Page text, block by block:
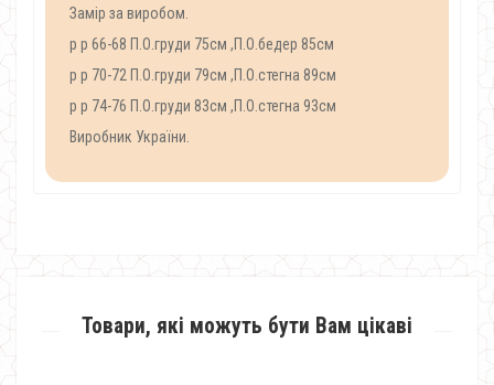
Замір за виробом.
р р 66-68 П.О.груди 75см ,П.О.бедер 85см
р р 70-72 П.О.груди 79см ,П.О.стегна 89см
р р 74-76 П.О.груди 83см ,П.О.стегна 93см
Виробник України.
Товари, які можуть бути Вам цікаві